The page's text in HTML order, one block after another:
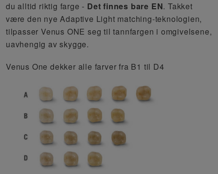
du alltid riktig farge - Det finnes bare EN. Takket
være den nye Adaptive Light matching-teknologien,
tilpasser Venus ONE seg til tannfargen i omgivelsene,
uavhengig av skygge.
Venus One dekker alle farver fra B1 til D4